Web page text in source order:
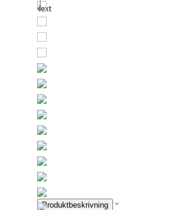
Next
Produktbeskrivning